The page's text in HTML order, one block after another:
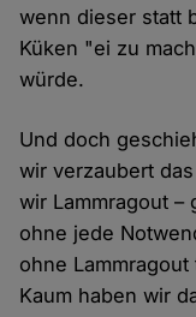
wenn dieser statt
Küken "ei zu
würde.
Und doch
wir verzaubert
wir Lammragout –
ohne jede
ohne
Kaum haben wir